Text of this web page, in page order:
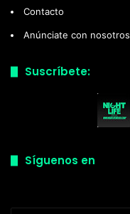
Contacto
Anúnciate con nosotros
Suscríbete:
Síguenos en